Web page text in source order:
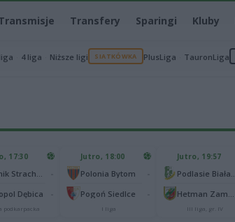
Transfery Sparingi Kluby
4 liga Niższe ligi SIATKÓWKA PlusLiga TauronLiga
17:30
Dębica
podkarpacka
Jutro, 18:00
Polonia Bytom
Pogoń Siedlce
I liga
Jutro, 19:57
III liga, gr. IV